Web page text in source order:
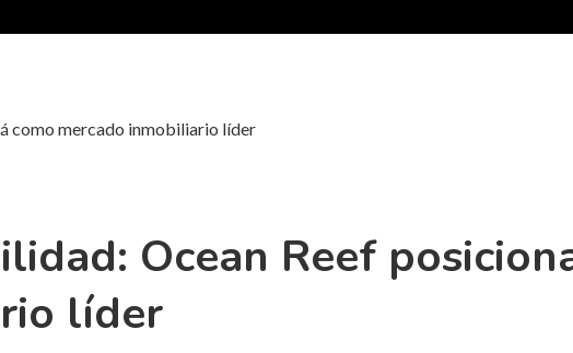
como mercado inmobiliario líder
Ocean Reef
líder